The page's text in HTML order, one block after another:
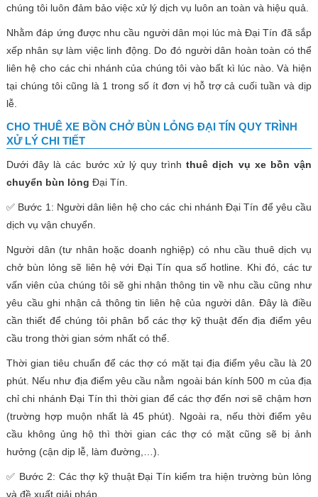
chúng tôi luôn đảm bảo việc xử lý dịch vụ luôn an toàn và hiệu quả.
Nhằm đáp ứng được nhu cầu người dân mọi lúc mà Đại Tín đã sắp
xếp nhân sự làm việc linh động. Do đó người dân hoàn toàn có thể
liên hệ cho các chi nhánh của chúng tôi vào bất kì lúc nào. Và hiện
tại chúng tôi cũng là 1 trong số ít đơn vị hỗ trợ cả cuối tuần và dịp
lễ.
CHO THUÊ XE BỒN CHỞ BÙN LỎNG ĐẠI TÍN QUY TRÌNH
XỬ LÝ CHI TIẾT
Dưới đây là các bước xử lý quy trìnhthuê dịch vụ xe bồn vận
chuyển bùn lỏng Đại Tín.
✅ Bước 1: Người dân liên hệ cho các chi nhánh Đại Tín để yêu cầu
dịch vụ vận chuyển.
Người dân (tư nhân hoặc doanh nghiệp) có nhu cầu thuê dịch vụ
chở bùn lỏng sẽ liên hệ với Đại Tín qua số hotline. Khi đó, các tư
vấn viên của chúng tôi sẽ ghi nhận thông tin về nhu cầu cũng như
yêu cầu ghi nhận cả thông tin liên hệ của người dân. Đây là điều
cần thiết để chúng tôi phân bổ các thợ kỹ thuật đến địa điểm yêu
cầu trong thời gian sớm nhất có thể.
Thời gian tiêu chuẩn để các thợ có mặt tại địa điểm yêu cầu là 20
phút. Nếu như địa điểm yêu cầu nằm ngoài bán kính 500 m của địa
chỉ chi nhánh Đại Tín thì thời gian để các thợ đến nơi sẽ chậm hơn
(trường hợp muộn nhất là 45 phút). Ngoài ra, nếu thời điểm yêu
cầu không ủng hộ thì thời gian các thợ có mặt cũng sẽ bị ảnh
hưởng (cận dịp lễ, làm đường,…).
✅ Bước 2: Các thợ kỹ thuật Đại Tín kiểm tra hiện trường bùn lỏng
và đề xuất giải pháp.